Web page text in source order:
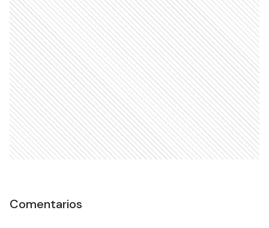
Comentarios